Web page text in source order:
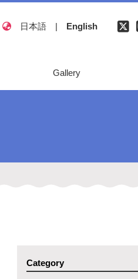
日本語 | English
Gallery
Category